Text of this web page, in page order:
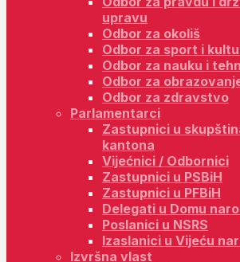
upravu
Odbor za okoliš
Odbor za sport i
Odbor za nauku i
Odbor za
Odbor za zdravstvo
Parlamentarci
Zastupnici u
kantona
Vijećnici / Odbornici
Zastupnici u PSBiH
Zastupnici u PFBiH
Delegati u Domu
Poslanici u NSRS
Izaslanici u Vijeću
Izvršna vlast